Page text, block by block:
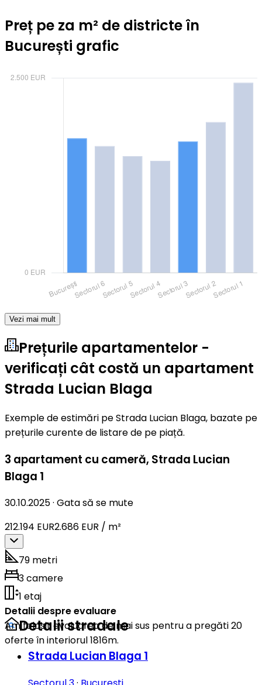
Preț pe za m² de districte în
București grafic
Vezi mai mult
Prețurile apartamentelor -
verificați cât costă un apartament
Strada Lucian Blaga
Exemple de estimări pe Strada Lucian Blaga, bazate pe
prețurile curente de listare de pe piață.
3 apartament cu cameră, Strada Lucian
Blaga 1
30.10.2025· Gata să se mute
212.194 EUR2.686 EUR / m²
79 metri
3 camere
1 etaj
Detalii despre evaluare
Am folosit evaluarea de mai sus pentru a pregăti 20
oferte în interiorul 1816m.
Detalii stradale
Strada Lucian Blaga 1